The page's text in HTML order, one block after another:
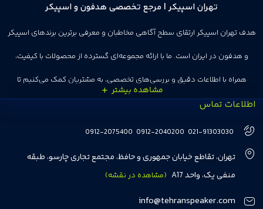
تهران اسپیکر | مرجع تخصصی هدفون و اسپیکر
هدف تهران اسپیکر ارتقای سطح آگاهی مخاطبان و معرفی برترین برندهای اسپیکر
و هدفون در ایران است. ما با ارائه مجموعه‌ای گسترده از محصولات با کیفیت،
همراه با اطلاعات دقیق و بررسی‌های تخصصی، به مشتریان کمک می‌کنیم تا
انتخاب‌های درست و هوشمندانه‌ای داشته باشند. تهران اسپیکر با تجربه‌ای بیش از
هفت سال در این زمینه، بر ایجاد تجربه خریدی آسان، سریع و مطمئن تمرکز دارد تا
مشتریان بتوانند با خیالی آسوده از انتخاب خود لذت ببرند. ما به رضایت و اعتماد
مشتریان اهمیت می‌دهیم و همواره در تلاشیم تا بهترین‌ها را برای آن‌ها فراهم
کنیم.
اطلاعات تماس
021-91303030
0912-2040200
0912-2075400
تهران، تقاطع خیابان جمهوری و حافظ، مجتمع تجاری چارسو، طبقه
منفی یک، واحد A17
(مشاهده در نقشه)
info@tehranspeaker.com